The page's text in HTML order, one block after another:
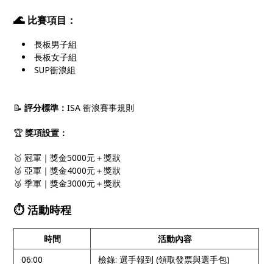
🌊 比賽項目：
長板男子組
長板女子組
SUP衝浪組
📝評分標準：ISA 衝浪賽事規則
🏆獎項設置：
🥇 冠軍｜獎金5000元＋獎狀
🥈 亞軍｜獎金4000元＋獎狀
🥉 季軍｜獎金3000元＋獎狀
⏱️ 活動時程
時間
活動內容
06:00
檢錄: 選手報到 (領取發票與選手包)